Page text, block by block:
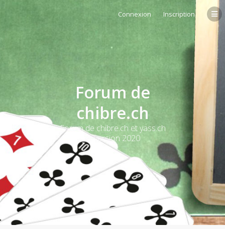
Connexion Inscription
Forum de
chibre.ch
Forum de chibre.ch et yass.ch
et version 2020